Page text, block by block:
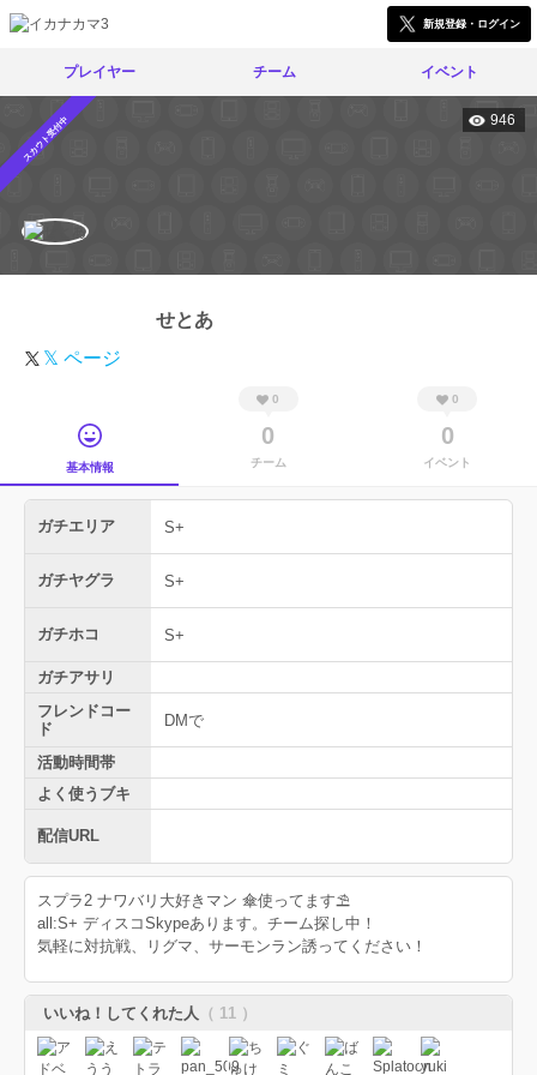
新規登録・ログイン
プレイヤー チーム イベント
スカウト受付中 946
せとあ
𝕏 ページ
基本情報
0
0
チーム
0
0
イベント
ガチエリア S+
ガチヤグラ S+
ガチホコ S+
ガチアサリ
フレンドコー
ド
DMで
活動時間帯
よく使うブキ
配信URL
スプラ2 ナワバリ大好きマン 傘使ってます⛱
all:S+ ディスコSkypeあります。チーム探し中！
気軽に対抗戦、リグマ、サーモンラン誘ってください！
いいね！してくれた人 （ 11 ）